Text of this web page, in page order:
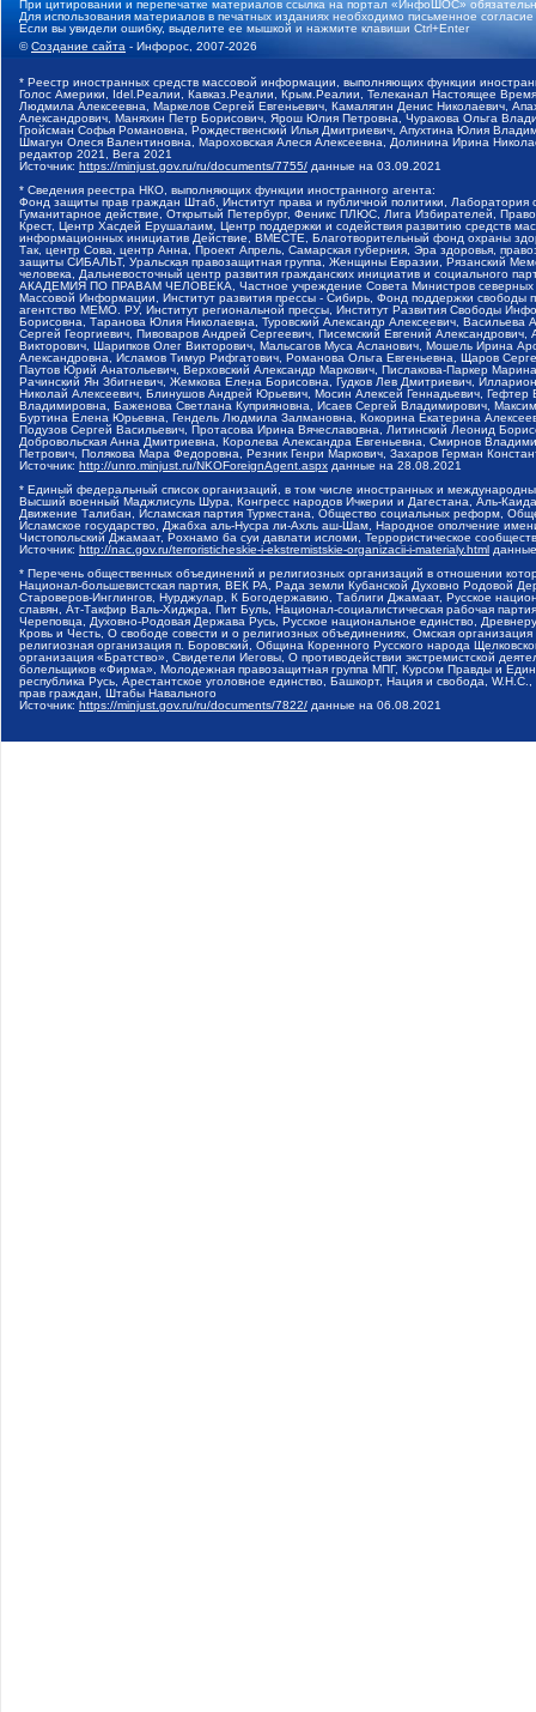
При цитировании и перепечатке материалов ссылка на портал «ИнфоШОС»
Для использования материалов в печатных изданиях необходимо письменное
Если вы увидели ошибку, выделите ее мышкой и нажмите клавиши Ctrl+Enter
©Создание сайта - Инфорос, 2007-2026
* Реестр иностранных средств массовой информации, выполняющих функции
Голос Америки, Idel.Реалии, Кавказ.Реалии, Крым.Реалии, Телеканал Настоящее
Людмила Алексеевна, Маркелов Сергей Евгеньевич, Камалягин Денис Николаевич,
Александрович, Маняхин Петр Борисович, Ярош Юлия Петровна, Чуракова Ольга
Гройсман Софья Романовна, Рождественский Илья Дмитриевич, Апухтина Юлия
Шмагун Олеся Валентиновна, Мароховская Алеся Алексеевна, Долинина Ирина
редактор 2021, Вега 2021
Источник: https://minjust.gov.ru/ru/documents/7755/ данные на 03.09.2021
* Сведения реестра НКО, выполняющих функции иностранного агента:
Фонд защиты прав граждан Штаб, Институт права и публичной политики,
Гуманитарное действие, Открытый Петербург, Феникс ПЛЮС, Лига Избирателей,
Крест, Центр Хасдей Ерушалаим, Центр поддержки и содействия развитию средств
информационных инициатив Действие, ВМЕСТЕ, Благотворительный фонд охраны
Так, центр Сова, центр Анна, Проект Апрель, Самарская губерния, Эра здоровья,
защиты СИБАЛЬТ, Уральская правозащитная группа, Женщины Евразии, Рязанский
человека, Дальневосточный центр развития гражданских инициатив и социального
АКАДЕМИЯ ПО ПРАВАМ ЧЕЛОВЕКА, Частное учреждение Совета Министров северных
Массовой Информации, Институт развития прессы - Сибирь, Фонд поддержки
агентство МЕМО. РУ, Институт региональной прессы, Институт Развития Свободы
Борисовна, Таранова Юлия Николаевна, Туровский Александр Алексеевич,
Сергей Георгиевич, Пивоваров Андрей Сергеевич, Писемский Евгений
Викторович, Шарипков Олег Викторович, Мальсагов Муса Асланович, Мошель Ирина
Александровна, Исламов Тимур Рифгатович, Романова Ольга Евгеньевна, Щаров
Паутов Юрий Анатольевич, Верховский Александр Маркович, Пислакова-Паркер
Рачинский Ян Збигневич, Жемкова Елена Борисовна, Гудков Лев Дмитриевич,
Николай Алексеевич, Блинушов Андрей Юрьевич, Мосин Алексей Геннадьевич,
Владимировна, Баженова Светлана Куприяновна, Исаев Сергей Владимирович,
Буртина Елена Юрьевна, Гендель Людмила Залмановна, Кокорина Екатерина
Подузов Сергей Васильевич, Протасова Ирина Вячеславовна, Литинский Леонид
Добровольская Анна Дмитриевна, Королева Александра Евгеньевна, Смирнов
Петрович, Полякова Мара Федоровна, Резник Генри Маркович, Захаров Герман
Источник: http://unro.minjust.ru/NKOForeignAgent.aspx данные на 28.08.2021
* Единый федеральный список организаций, в том числе иностранных и
Высший военный Маджлисуль Шура, Конгресс народов Ичкерии и Дагестана, Аль-
Движение Талибан, Исламская партия Туркестана, Общество социальных реформ,
Исламское государство, Джабха аль-Нусра ли-Ахль аш-Шам, Народное ополчение
Чистопольский Джамаат, Рохнамо ба суи давлати исломи, Террористическое
Источник: http://nac.gov.ru/terroristicheskie-i-ekstremistskie-organizacii-i-materialy.html
* Перечень общественных объединений и религиозных организаций в отношении
Национал-большевистская партия, ВЕК РА, Рада земли Кубанской Духовно Родовой
Староверов-Инглингов, Нурджулар, К Богодержавию, Таблиги Джамаат, Русское
славян, Ат-Такфир Валь-Хиджра, Пит Буль, Национал-социалистическая рабочая
Череповца, Духовно-Родовая Держава Русь, Русское национальное единство,
Кровь и Честь, О свободе совести и о религиозных объединениях, Омская
религиозная организация п. Боровский, Община Коренного Русского народа
организация «Братство», Свидетели Иеговы, О противодействии экстремистской
болельщиков «Фирма», Молодежная правозащитная группа МПГ, Курсом Правды и
республика Русь, Арестантское уголовное единство, Башкорт, Нация и свобода,
прав граждан, Штабы Навального
Источник: https://minjust.gov.ru/ru/documents/7822/ данные на 06.08.2021